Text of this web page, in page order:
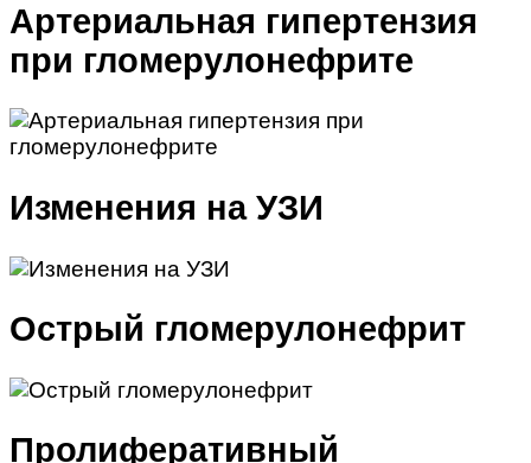
Артериальная гипертензия
при гломерулонефрите
Изменения на УЗИ
Острый гломерулонефрит
Пролиферативный